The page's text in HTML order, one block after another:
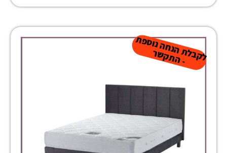
ל
ק
ב
ל
ת
הנ
ח
ה נו
ס
פ
ת
-
ה
ת
ק
ש
ר